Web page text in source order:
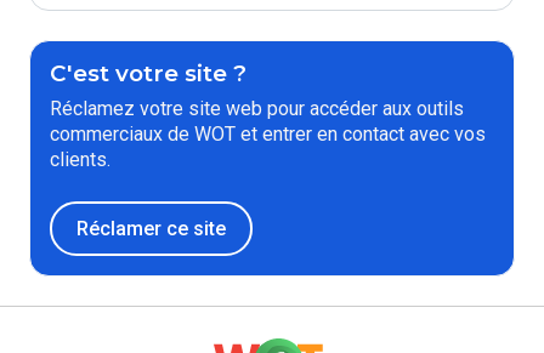
C'est votre site ?
Réclamez votre site web pour accéder aux outils
commerciaux de WOT et entrer en contact avec vos
clients.
Réclamer ce site